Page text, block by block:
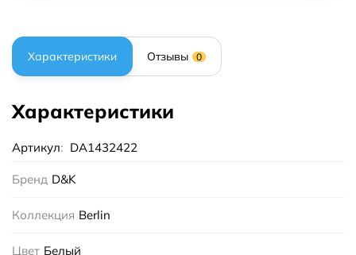
Характеристики Отзывы 0
Характеристики
Артикул: DA1432422
Бренд D&K
Коллекция Berlin
Цвет Белый